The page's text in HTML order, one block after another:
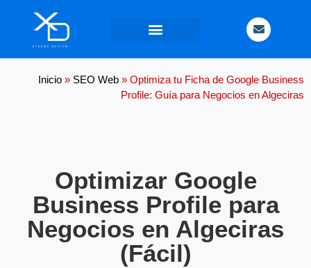
Contacta
Inicio » SEO Web » Optimiza tu Ficha de Google Business
Profile: Guía para Negocios en Algeciras
Optimizar Google
Business Profile para
Negocios en Algeciras
(Fácil)